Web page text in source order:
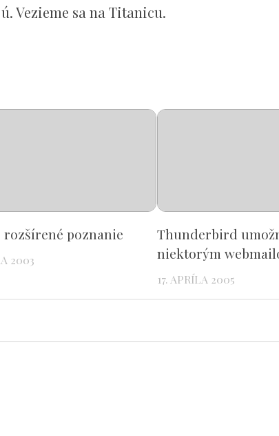
Vezieme sa na Titanicu.
rozšírené poznanie
2003
Thunderbird
niektorým
17. APRÍLA 2005